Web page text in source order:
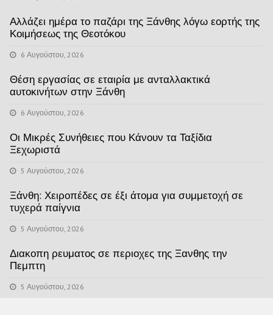
Αλλάζει ημέρα το παζάρι της Ξάνθης λόγω εορτής της
Κοιμήσεως της Θεοτόκου
6 Αυγούστου, 2026
Θέση εργασίας σε εταιρία με ανταλλακτικά
αυτοκινήτων στην Ξάνθη
6 Αυγούστου, 2026
Οι Μικρές Συνήθειες που Κάνουν τα Ταξίδια
Ξεχωριστά
5 Αυγούστου, 2026
Ξάνθη: Χειροπέδες σε έξι άτομα για συμμετοχή σε
τυχερά παίγνια
5 Αυγούστου, 2026
Διακοπη ρευματος σε περιοχες της Ξανθης την
Πεμπτη
5 Αυγούστου, 2026